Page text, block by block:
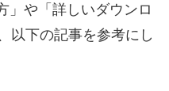
」や「詳しいダウンロ
以下の記事を参考にし